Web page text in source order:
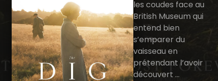
les coudes face au
British Museum qui
entend bien
s’emparer du
vaisseau en
prétendant l’avoir
découvert …